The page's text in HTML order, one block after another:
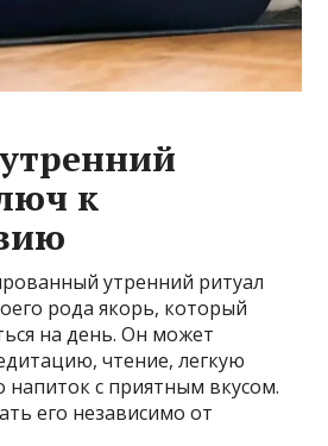
к
утренний ритуал
рода якорь, который
на день. Он может
чтение, легкую
напиток с приятным вкусом.
его независимо от